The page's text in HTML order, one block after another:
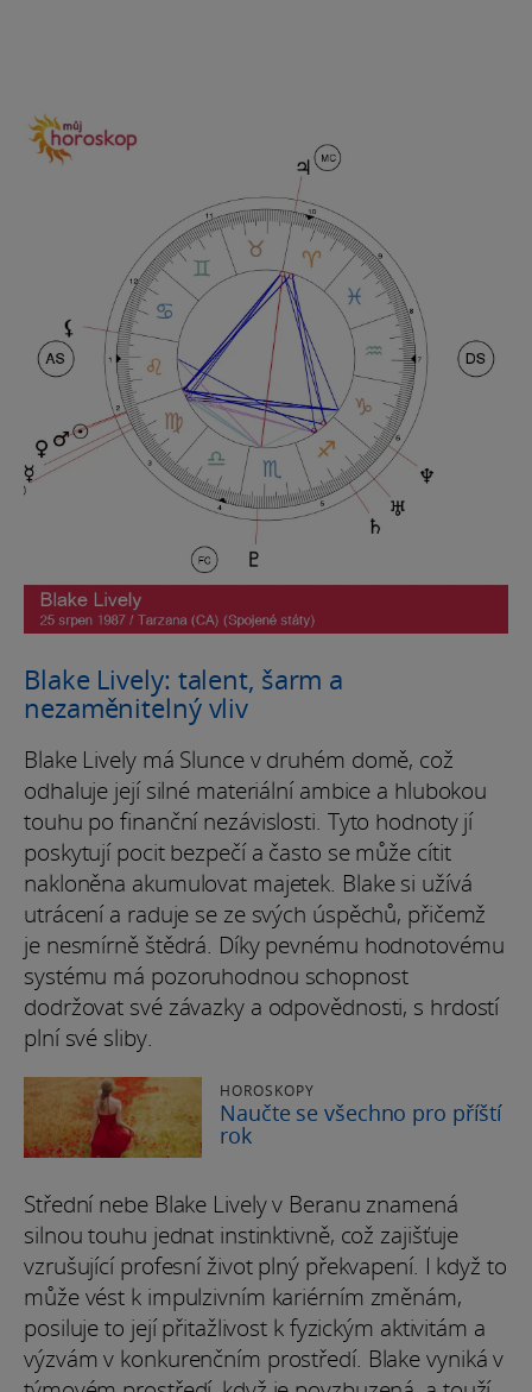
Blake Lively: talent, šarm a
nezaměnitelný vliv
Blake Lively má Slunce v druhém domě, což
odhaluje její silné materiální ambice a hlubokou
touhu po finanční nezávislosti. Tyto hodnoty jí
poskytují pocit bezpečí a často se může cítit
nakloněna akumulovat majetek. Blake si užívá
utrácení a raduje se ze svých úspěchů, přičemž
je nesmírně štědrá. Díky pevnému hodnotovému
systému má pozoruhodnou schopnost
dodržovat své závazky a odpovědnosti, s hrdostí
plní své sliby.
HOROSKOPY
Naučte se všechno pro příští
rok
Střední nebe Blake Lively v Beranu znamená
silnou touhu jednat instinktivně, což zajišťuje
vzrušující profesní život plný překvapení. I když to
může vést k impulzivním kariérním změnám,
posiluje to její přitažlivost k fyzickým aktivitám a
výzvám v konkurenčním prostředí. Blake vyniká v